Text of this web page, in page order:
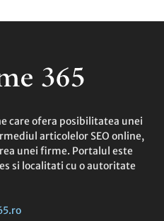
care ofera posibilitatea unei
articolelor SEO online,
unei firme. Portalul este
si localitati cu o autoritate